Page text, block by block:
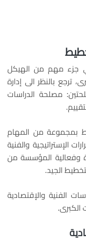
هي جزء مهم من الهيكل
ترجع بالنظر الى إدارة
مصلحة الدراسات
بمجموعة من المهام
الإستراتيجية والفنية
وفعالية المؤسسة من
الجيد.
الفنية والإقتصادية
الكبرى.